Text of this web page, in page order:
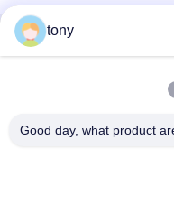
Contacto rápido
Centro de Innovación
tony
Good day, what product